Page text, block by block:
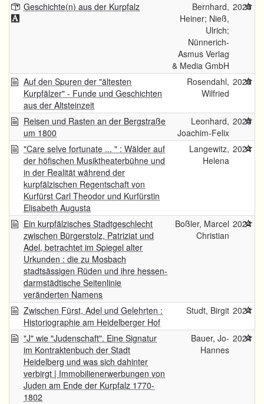
Geschichte(n) aus der Kurpfalz
Bernhard,
Heiner; Nieß,
Ulrich;
Nünnerich-
Asmus Verlag
& Media GmbH
2025
Auf den Spuren der "ältesten
Kurpfälzer" - Funde und Geschichten
aus der Altsteinzeit
Rosendahl,
Wilfried
2025
Reisen und Rasten an der Bergstraße
um 1800
Leonhard,
Joachim-Felix
2025
"Care selve fortunate ... " : Wälder auf
der höfischen Musiktheaterbühne und
in der Realität während der
kurpfälzischen Regentschaft von
Kurfürst Carl Theodor und Kurfürstin
Elisabeth Augusta
Langewitz,
Helena
2024
Ein kurpfälzisches Stadtgeschlecht
zwischen Bürgerstolz, Patriziat und
Adel, betrachtet im Spiegel alter
Urkunden : die zu Mosbach
stadtsässigen Rüden und ihre hessen-
darmstädtische Seitenlinie
veränderten Namens
Boßler, Marcel
Christian
2024
Zwischen Fürst, Adel und Gelehrten :
Historiographie am Heidelberger Hof
Studt, Birgit 2024
"J" wie "Judenschaft". Eine Signatur
im Kontraktenbuch der Stadt
Heidelberg und was sich dahinter
verbirgt | Immobilienerwerbungen von
Juden am Ende der Kurpfalz 1770-
1802
Bauer, Jo-
Hannes
2024